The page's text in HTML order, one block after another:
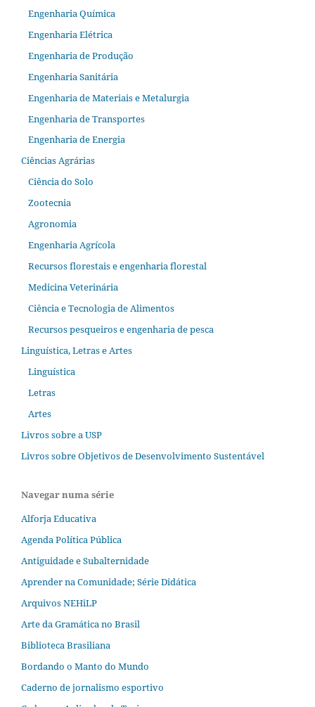
Engenharia Química
Engenharia Elétrica
Engenharia de Produção
Engenharia Sanitária
Engenharia de Materiais e Metalurgia
Engenharia de Transportes
Engenharia de Energia
Ciências Agrárias
Ciência do Solo
Zootecnia
Agronomia
Engenharia Agrícola
Recursos florestais e engenharia florestal
Medicina Veterinária
Ciência e Tecnologia de Alimentos
Recursos pesqueiros e engenharia de pesca
Linguística, Letras e Artes
Linguística
Letras
Artes
Livros sobre a USP
Livros sobre Objetivos de Desenvolvimento Sustentável
Navegar numa série
Alforja Educativa
Agenda Política Pública
Antiguidade e Subalternidade
Aprender na Comunidade; Série Didática
Arquivos NEHiLP
Arte da Gramática no Brasil
Biblioteca Brasiliana
Bordando o Manto do Mundo
Caderno de jornalismo esportivo